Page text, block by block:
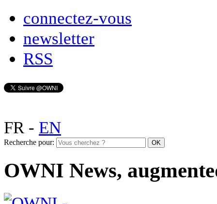
connectez-vous
newsletter
RSS
FR- EN
Recherche pour:
OWNI News,